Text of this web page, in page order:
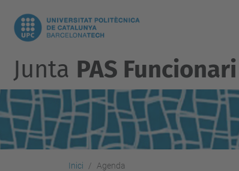
Junta PAS Funcionari
Inici Agenda